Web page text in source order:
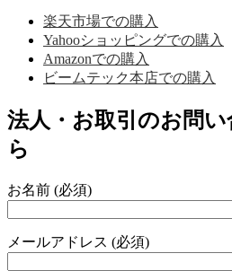
楽天市場での購入
Yahooショッピングでの購入
Amazonでの購入
ビームテック本店での購入
法人・お取引のお問
ら
お名前 (必須)
メールアドレス (必須)